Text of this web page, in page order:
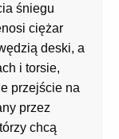
śniegu
ciężar
deski, a
i torsie,
przejście na
przez
chcą